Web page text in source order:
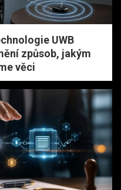
UWB
způsob, jakým
věci